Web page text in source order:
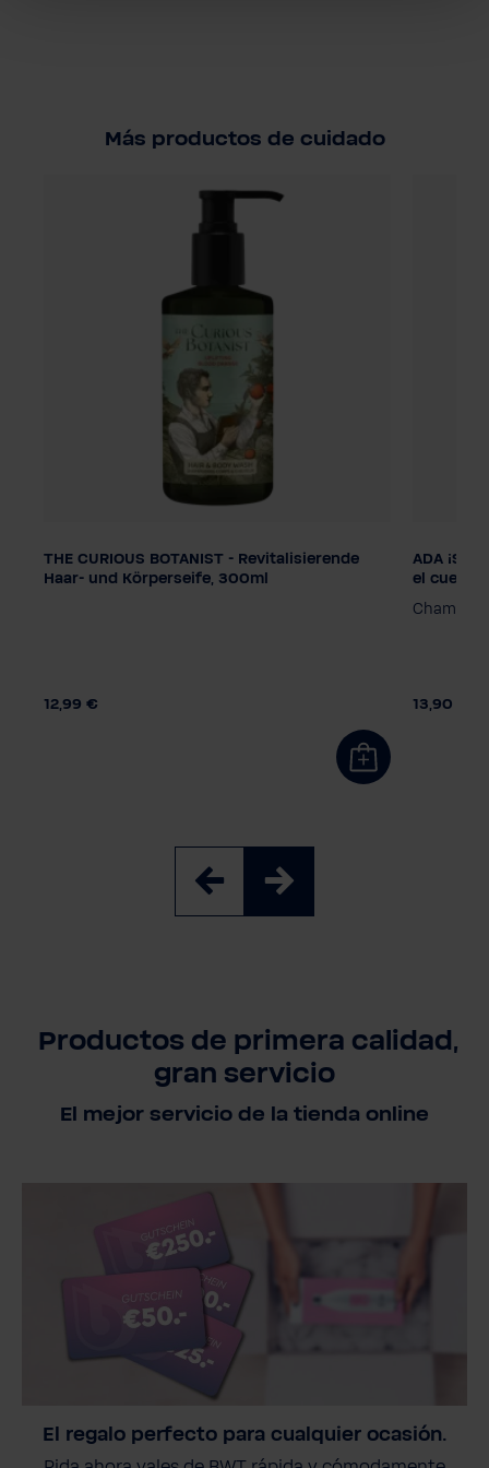
Más productos de cuidado
Dosificación
Bomba dispensadora
THE CURIOUS BOTANIST - Revitalisierende
Haar- und Körperseife, 300ml
12,99 €
Bomba
ADA ¡Sé diferente! - Champú para el cabello y
el cuerpo
Champú
13,90 €
Productos de primera calidad,
gran servicio
El mejor servicio de la tienda online
El regalo perfecto para cualquier ocasión.